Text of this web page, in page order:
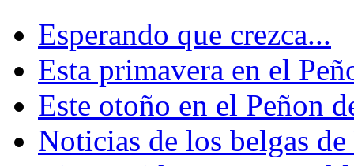
Esperando que crezca...
Esta primavera en el
Este otoño en el Peñon
Noticias de los belgas de